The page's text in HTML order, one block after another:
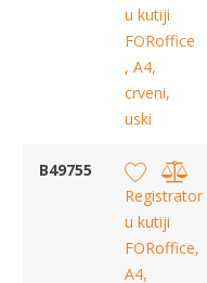
u kutiji
FORoffice
, A4,
crveni,
uski
B49755
Registrator
u kutiji
FORoffice,
A4,